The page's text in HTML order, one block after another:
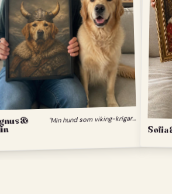
& "
Min hund som viking-krigare."
Sofia